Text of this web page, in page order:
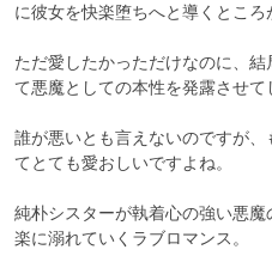
に彼女を快楽堕ちへと導くところ
ただ愛したかっただけなのに、
て悪魔としての本性を発露させて
誰が悪いとも言えないのですが
てとても愛おしいですよね。
純朴シスターが執着心の強い悪
楽に溺れていくラブロマンス。